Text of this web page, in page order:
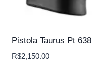
Pistola Taurus Pt 638
R$2,150.00